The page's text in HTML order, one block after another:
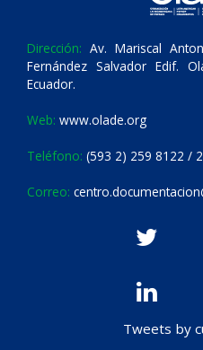
Dirección: Av. Mariscal
Fernández Salvador Edif.
Ecuador.
Web: www.olade.org
Teléfono: (593 2) 259 8122 /
Correo:
Tweets by